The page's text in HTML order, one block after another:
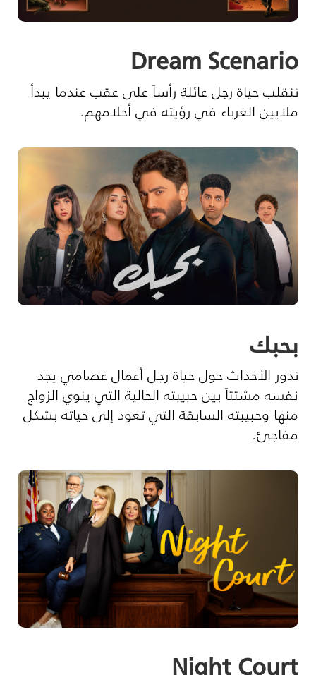
Dream Scenario
تنقلب حياة رجل عائلة رأساً على عقب عندما يبدأ
ملايين الغرباء في رؤيته في أحلامهم.
بحبك
تدور الأحداث حول حياة رجل أعمال عصامي يجد
نفسه مشتتاً بين حبيبته الحالية التي ينوي الزواج
منها وحبيبته السابقة التي تعود إلى حياته بشكل
مفاجئ.
Night Court